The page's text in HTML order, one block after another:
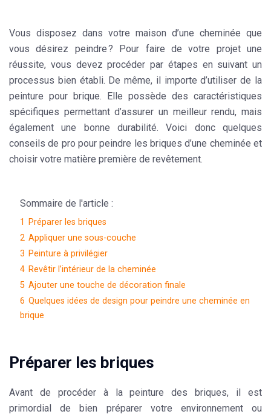
Vous disposez dans votre maison d’une cheminée que
vous désirez peindre ? Pour faire de votre projet une
réussite, vous devez procéder par étapes en suivant un
processus bien établi. De même, il importe d’utiliser de la
peinture pour brique. Elle possède des caractéristiques
spécifiques permettant d’assurer un meilleur rendu, mais
également une bonne durabilité. Voici donc quelques
conseils de pro pour peindre les briques d’une cheminéeet
choisir votre matière première de revêtement.
Sommaire de l'article :
1
Préparer les briques
2 Appliquer une sous-couche
3 Peinture à privilégier
4 Revêtir l’intérieur de la cheminée
5 Ajouter une touche de décoration finale
6 Quelques idées de design pour peindre une cheminée en
brique
Préparer les briques
Avant de procéder à la peinture des briques, il est
primordial de bien préparer votre environnement ou